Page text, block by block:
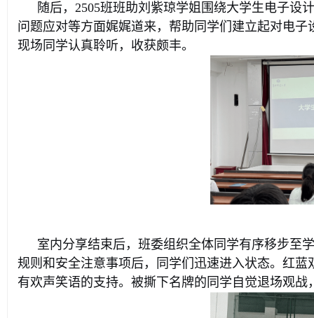
随后，2505班班助刘紫琼学姐围绕大学生电子设
问题应对等方面娓娓道来，帮助同学们建立起对电
现场同学认真聆听，收获颇丰。
室内分享结束后，班委组织全体同学有序移步至
规则和安全注意事项后，同学们迅速进入状态。红
有欢声笑语的支持。被撕下名牌的同学自觉退场观